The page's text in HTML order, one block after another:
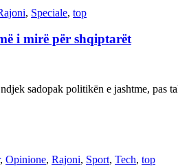
, Speciale, top
i mirë për shqiptarët
sadopak politikën e jashtme,
, Opinione, Rajoni, Sport, Tech, top